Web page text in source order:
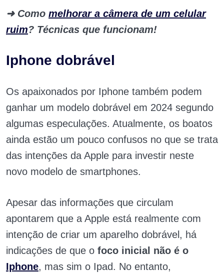
➜ Como melhorar a câmera de um celular
ruim? Técnicas que funcionam!
Iphone dobrável
Os apaixonados por Iphone também podem
ganhar um modelo dobrável em 2024 segundo
algumas especulações. Atualmente, os boatos
ainda estão um pouco confusos no que se trata
das intenções da Apple para investir neste
novo modelo de smartphones.
Apesar das informações que circulam
apontarem que a Apple está realmente com
intenção de criar um aparelho dobrável, há
indicações de que o foco inicial não é o
Iphone, mas sim o Ipad. No entanto,